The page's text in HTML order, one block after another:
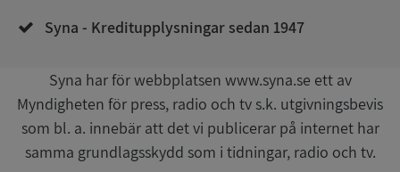
Syna - Kreditupplysningar sedan 1947
Syna har för webbplatsen www.syna.se ett av
Myndigheten för press, radio och tv s.k. utgivningsbevis
som bl. a. innebär att det vi publicerar på internet har
samma grundlagsskydd som i tidningar, radio och tv.
ASP.NET_SessionId
Microsoft